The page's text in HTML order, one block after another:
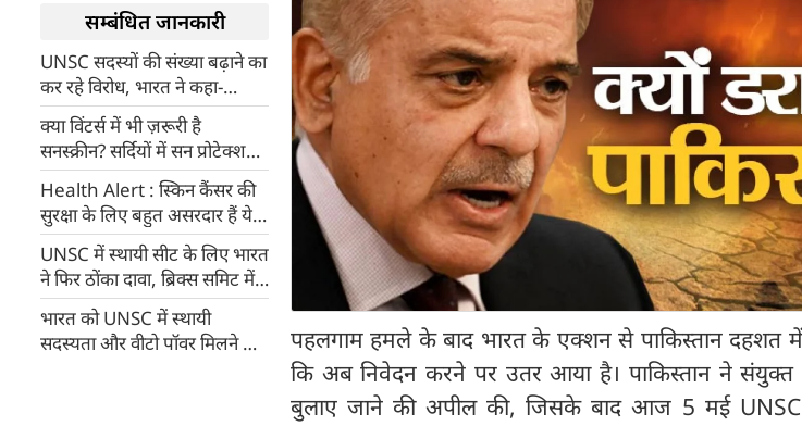
सम्बंधित जानकारी
UNSC सदस्यों की संख्या बढ़ाने का
कर रहे विरोध, भारत ने कहा-
संकीर्ण सोच वाले हैं ये देश
क्या विंटर्स में भी ज़रूरी है
सनस्क्रीन? सर्दियों में सन प्रोटेक्शन
ना लगाने से क्या हो सकता है स्किन
को नुकसान
Health Alert : स्किन कैंसर की
सुरक्षा के लिए बहुत असरदार हैं ये
उपाय
UNSC में स्थायी सीट के लिए भारत
ने फिर ठोंका दावा, ब्रिक्‍स समिट में
जयशंकर ने की सबसे बड़ी पैरवी
भारत को UNSC में स्थायी
सदस्यता और वीटो पॉवर मिलने का
पहलगाम हमले के बाद भारत के एक्शन से पाकिस्तान दहशत
कि अब निवेदन करने पर उतर आया है। पाकिस्तान ने संयुक्त
बुलाए जाने की अपील की, जिसके बाद आज 5 मई UNSC